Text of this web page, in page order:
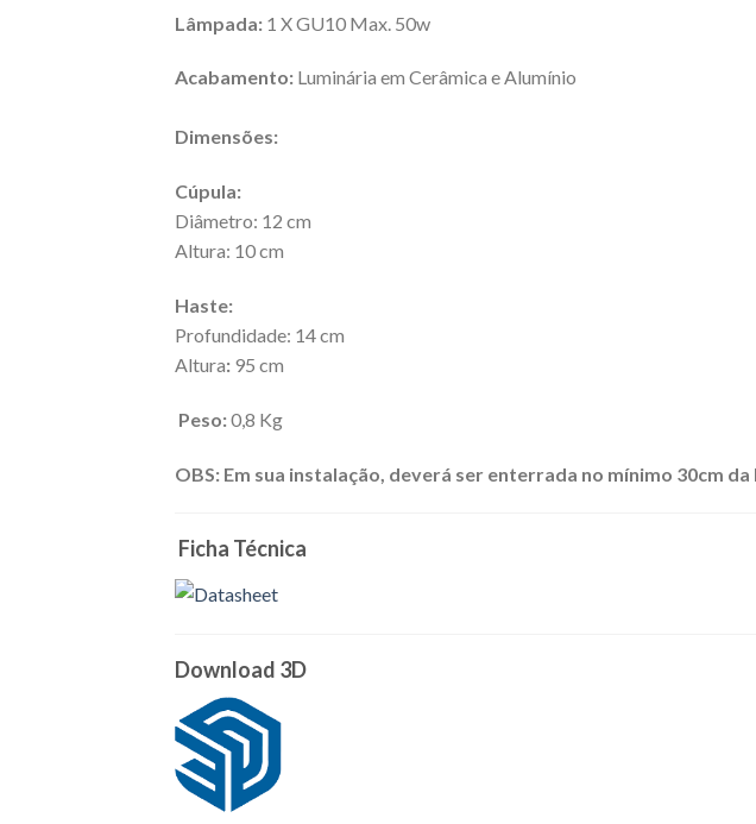
Lâmpada: 1 X GU10 Max. 50w
Acabamento: Luminária em Cerâmica e Alumínio
Dimensões:
Cúpula:
Diâmetro: 12 cm
Altura: 10 cm
Haste:
Profundidade: 14 cm
Altura: 95 cm
Peso:0,8 Kg
OBS: Em sua instalação, deverá ser enterrada no mínimo 30cm
Ficha Técnica
Download 3D